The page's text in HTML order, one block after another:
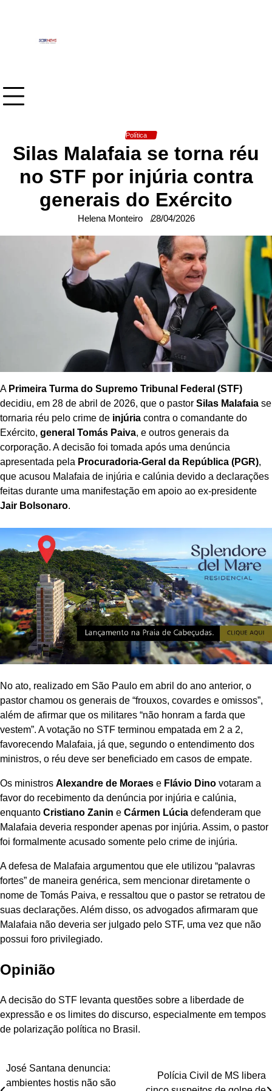
Política
Silas Malafaia se torna réu
no STF por injúria contra
generais do Exército
Helena Monteiro 28/04/2026
A Primeira Turma do Supremo Tribunal Federal (STF)
decidiu, em 28 de abril de 2026, que o pastor Silas Malafaia se
tornaria réu pelo crime de injúria contra o comandante do
Exército, general Tomás Paiva, e outros generais da
corporação. A decisão foi tomada após uma denúncia
apresentada pela Procuradoria-Geral da República (PGR),
que acusou Malafaia de injúria e calúnia devido a declarações
feitas durante uma manifestação em apoio ao ex-presidente
Jair Bolsonaro.
No ato, realizado em São Paulo em abril do ano anterior, o
pastor chamou os generais de “frouxos, covardes e omissos”,
além de afirmar que os militares “não honram a farda que
vestem”. A votação no STF terminou empatada em 2 a 2,
favorecendo Malafaia, já que, segundo o entendimento dos
ministros, o réu deve ser beneficiado em casos de empate.
Os ministros Alexandre de Moraes e Flávio Dino votaram a
favor do recebimento da denúncia por injúria e calúnia,
enquanto Cristiano Zanin e Cármen Lúcia defenderam que
Malafaia deveria responder apenas por injúria. Assim, o pastor
foi formalmente acusado somente pelo crime de injúria.
A defesa de Malafaia argumentou que ele utilizou “palavras
fortes” de maneira genérica, sem mencionar diretamente o
nome de Tomás Paiva, e ressaltou que o pastor se retratou de
suas declarações. Além disso, os advogados afirmaram que
Malafaia não deveria ser julgado pelo STF, uma vez que não
possui foro privilegiado.
Opinião
A decisão do STF levanta questões sobre a liberdade de
expressão e os limites do discurso, especialmente em tempos
de polarização política no Brasil.
Navegação
José Santana denuncia:
ambientes hostis não são
Polícia Civil de MS libera